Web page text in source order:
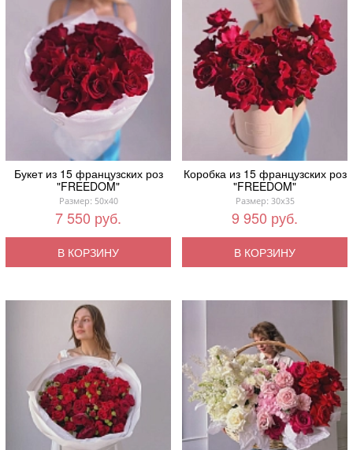
Букет из 15 французских роз
"FREEDOM"
Размер: 50x40
7 550 руб.
В КОРЗИНУ
Коробка из 15 французских роз
"FREEDOM"
Размер: 30x35
9 950 руб.
В КОРЗИНУ